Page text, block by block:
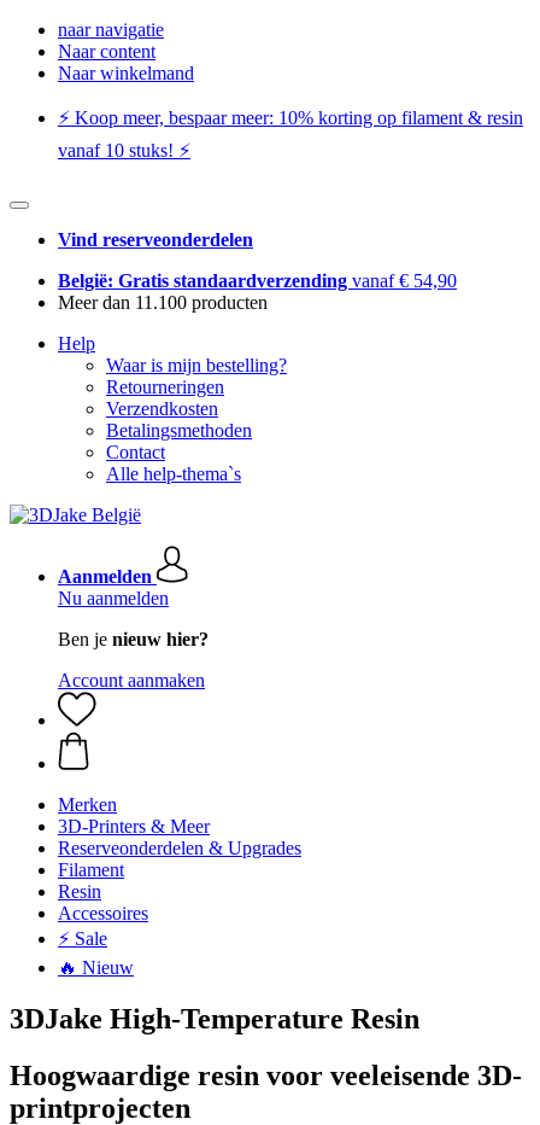
naar navigatie
Naar content
Naar winkelmand
⚡️ Koop meer, bespaar meer: ​​10% korting op filament & resin
vanaf 10 stuks! ⚡️
Vind reserveonderdelen
België: Gratis standaardverzending vanaf € 54,90
Meer dan 11.100 producten
Help
Waar is mijn bestelling?
Retourneringen
Verzendkosten
Betalingsmethoden
Contact
Alle help-thema`s
Aanmelden
Nu aanmelden
Ben je nieuw hier?
Account aanmaken
Merken
3D-Printers & Meer
Reserveonderdelen & Upgrades
Filament
Resin
Accessoires
⚡ Sale
🔥 Nieuw
3DJake High-Temperature Resin
Hoogwaardige resin voor veeleisende 3D-
printprojecten